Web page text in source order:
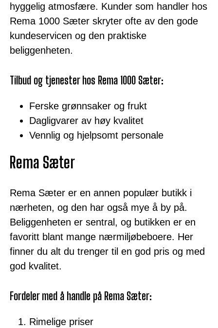
hyggelig atmosfære. Kunder som handler hos
Rema 1000 Sæter skryter ofte av den gode
kundeservicen og den praktiske
beliggenheten.
Tilbud og tjenester hos Rema 1000 Sæter:
Ferske grønnsaker og frukt
Dagligvarer av høy kvalitet
Vennlig og hjelpsomt personale
Rema Sæter
Rema Sæter er en annen populær butikk i
nærheten, og den har også mye å by på.
Beliggenheten er sentral, og butikken er en
favoritt blant mange nærmiljøbeboere. Her
finner du alt du trenger til en god pris og med
god kvalitet.
Fordeler med å handle på Rema Sæter:
Rimelige priser